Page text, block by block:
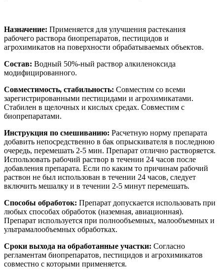
Назначение: Применяется для улучшения растекания
рабочего раствора биопрепаратов, пестицидов и
агрохимикатов на поверхности обрабатываемых объектов.
Состав: Водный 50%-ный раствор алкиленоксида
модифицированного.
Совместимость, стабильность: Совместим со всеми
зарегистрированными пестицидами и агрохимикатами.
Стабилен в щелочных и кислых средах. Совместим с
биопрепаратами.
Инструкция по смешиванию: Расчетную норму препарата
добавить непосредственно в бак опрыскивателя в последнюю
очередь, перемешать 2-5 мин. Препарат отлично растворяется.
Использовать рабочий раствор в течении 24 часов после
добавления препарата. Если по каким то причинам рабочий
раствон не был использован в течении 24 часов, следует
включить мешалку и в течении 2-5 минут перемешать.
Способы обработок: Препарат допускается использовать при
любых способах обработок (наземная, авиационная).
Препарат используется при полнообъемных, малообъемных и
ультрамалообъемных обработках.
Сроки выхода на обработанные участки: Согласно
регламентам биопрепаратов, пестицидов и агрохимикатов
совместно с которыми применяется.